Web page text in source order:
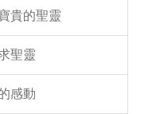
貴的聖靈
聖靈
感動